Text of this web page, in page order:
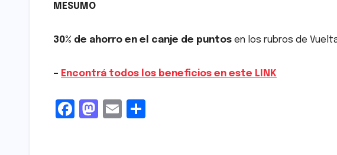
MESUMO
30% de ahorro en el canje de puntos en los rubros de
– Encontrá todos los beneficios en este LINK
F
M
E